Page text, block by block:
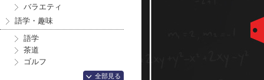
バラエティ
語学・趣味
語学
茶道
ゴルフ
全部見る